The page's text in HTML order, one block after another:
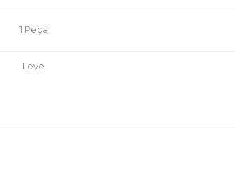
1 Peça
Leve